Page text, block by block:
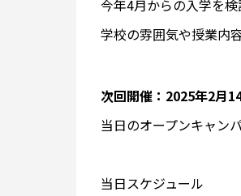
今年4月からの入学を
学校の雰囲気や授業内
次回開催：2025年2月14
当日のオープンキャン
当日スケジュール